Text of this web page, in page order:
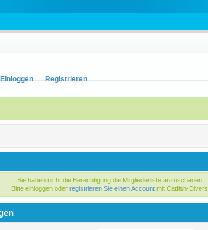
Einloggen Registrieren
Sie haben nicht die Berechtigung die Mitgliederliste anzuschauen.
Bitte einloggen oderregistrieren Sie einen Account mit Catfish-Divers.